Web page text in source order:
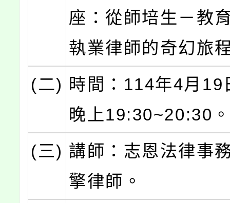
座：從師培生－教
執業律師的奇幻旅
(二) 時間：114年4月19
晚上19:30~20:30
(三) 講師：志恩法律事
擎律師。